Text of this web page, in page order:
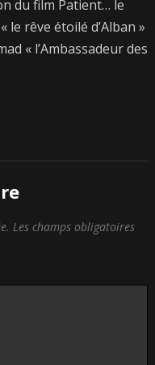
du film Patient… le
le rêve étoilé d’Alban »
« l’Ambassadeur des
Les champs obligatoires